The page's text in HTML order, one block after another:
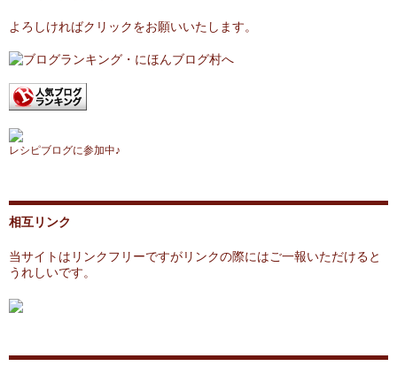
よろしければクリックをお願いいたします。
レシピブログに参加中♪
相互リンク
当サイトはリンクフリーですがリンクの際にはご一報いただけると
うれしいです。